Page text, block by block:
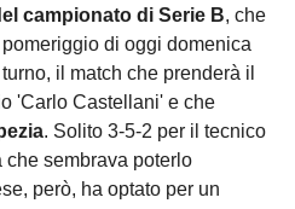
campionato di Serie B, che
di oggi domenica
il match che prenderà il
'Carlo Castellani' e che
. Solito 3-5-2 per il tecnico
sembrava poterlo
però, ha optato per un